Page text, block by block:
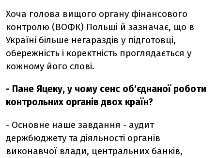
Хоча голова вищого органу фінансового
контролю (ВОФК) Польщі й зазначає, що в
Україні більше негараздів у підготовці,
обережність і коректність проглядається у
кожному його слові.
- Пане Яцеку, у чому сенс об'єднаної роботи
контрольних органів двох країн?
- Основне наше завдання - аудит
держбюджету та діяльності органів
виконавчої влади, центральних банків,